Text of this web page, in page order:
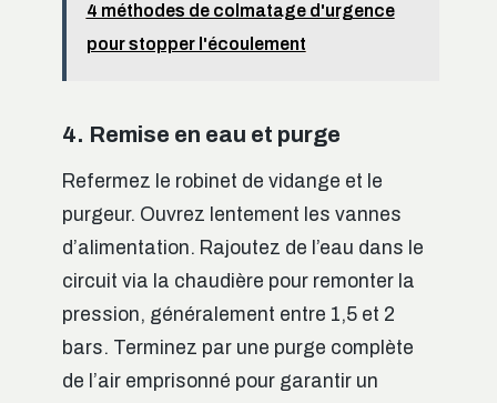
4 méthodes de colmatage d'urgence
pour stopper l'écoulement
4. Remise en eau et purge
Refermez le robinet de vidange et le
purgeur. Ouvrez lentement les vannes
d’alimentation. Rajoutez de l’eau dans le
circuit via la chaudière pour remonter la
pression, généralement entre 1,5 et 2
bars. Terminez par une purge complète
de l’air emprisonné pour garantir un